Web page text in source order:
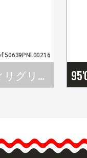
オーバルフィリグリーと装飾ビーズのフラメンコフェアイヤリング